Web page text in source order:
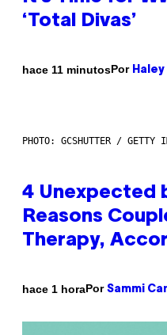
‘Total Divas’
hace 11 minutosPor
PHOTO: GCSHUTTER / GETTY
4 Unexpected
Reasons
Therapy,
hace 1 horaPor Sammi